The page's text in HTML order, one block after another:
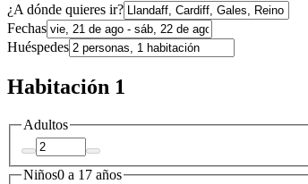
¿A dónde quieres ir?
Fechas
Huéspedes
Habitación 1
Adultos
Niños0 a 17 años